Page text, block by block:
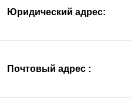
Юридический адрес:
Почтовый адрес :